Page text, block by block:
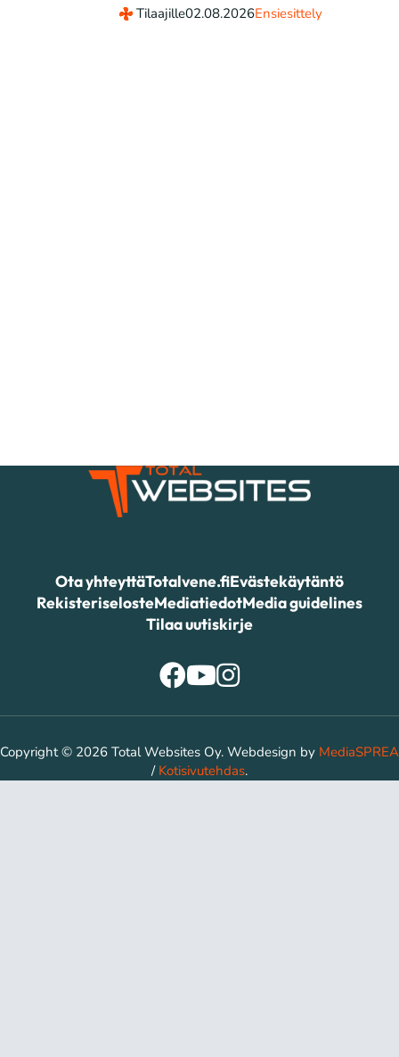
Tilaajille02.08.2026Ensiesittely
Ota yhteyttäTotalvene.fiEvästekäytäntö
RekisteriselosteMediatiedotMedia guidelines
Tilaa uutiskirje
Copyright © 2026 Total Websites Oy. Webdesign by MediaSPREA
/ Kotisivutehdas.